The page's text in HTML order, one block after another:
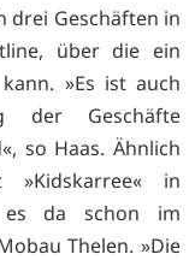
drei Geschäften in
über die ein
»Es ist auch
der Geschäfte
so Haas. Ähnlich
»Kidskarree« in
es da schon im
Thelen. »Die